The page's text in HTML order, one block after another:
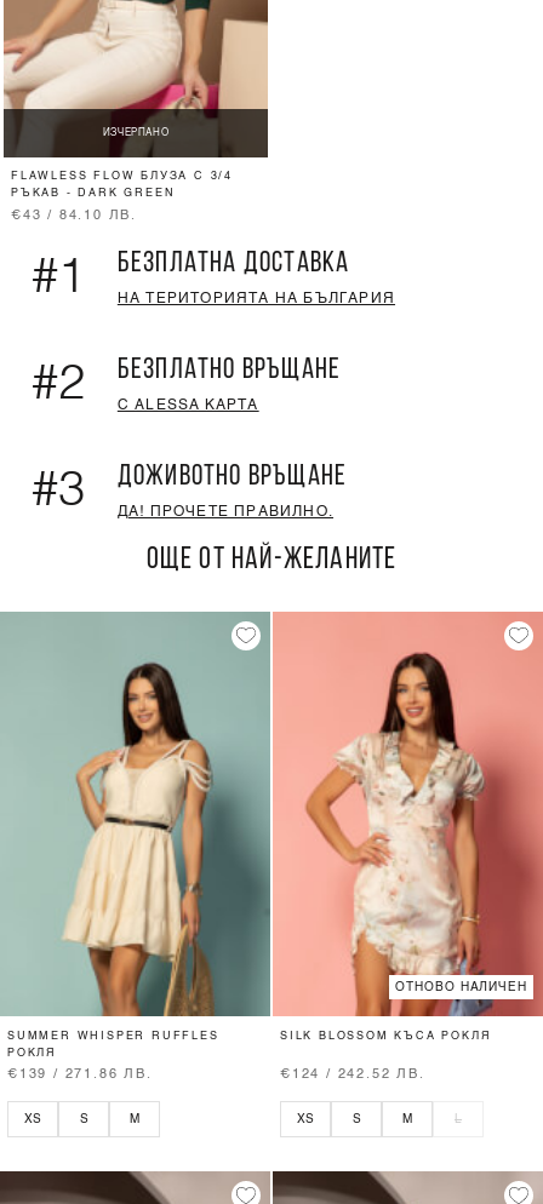
ИЗЧЕРПАНО
FLAWLESS FLOW БЛУЗА С 3/4
РЪКАВ - DARK GREEN
€43 / 84.10 ЛВ.
#1 БЕЗПЛАТНА ДОСТАВКА
НА ТЕРИТОРИЯТА НА БЪЛГАРИЯ
#2 БЕЗПЛАТНО ВРЪЩАНЕ
С ALESSA КАРТА
#3 ДОЖИВОТНО ВРЪЩАНЕ
ДА! ПРОЧЕТЕ ПРАВИЛНО.
ОЩЕ ОТ НАЙ-ЖЕЛАНИТЕ
SUMMER WHISPER RUFFLES
РОКЛЯ
€139 / 271.86 ЛВ.
XS S M
ОТНОВО НАЛИЧЕН
SILK BLOSSOM КЪСА РОКЛЯ
€124 / 242.52 ЛВ.
XS S M L